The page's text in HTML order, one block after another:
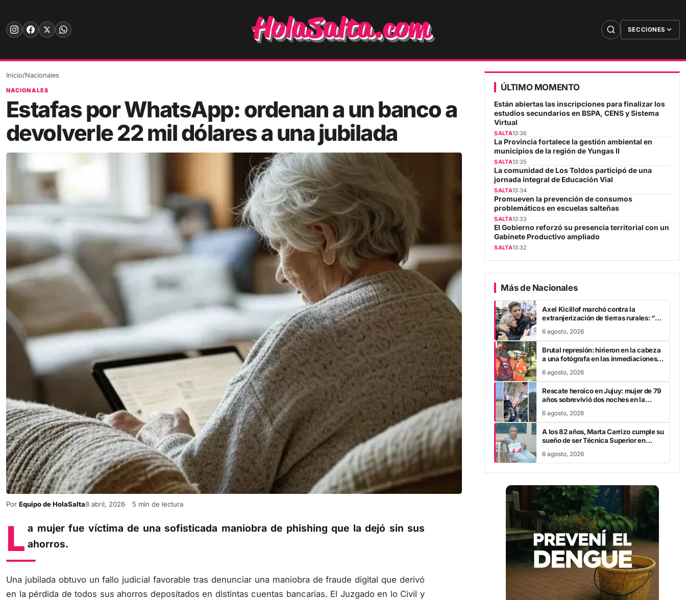
content
SECCIONES
Inicio/Nacionales
NACIONALES
Estafas por WhatsApp: ordenan a un banco a
devolverle 22 mil dólares a una jubilada
Por Equipo de HolaSalta8 abril, 2026 5 min de lectura
L a mujer fue víctima de una sofisticada maniobra de phishing que la dejó sin sus
ahorros.
Una jubilada obtuvo un fallo judicial favorable tras denunciar una maniobra de fraude digital que derivó
en la pérdida de todos sus ahorros depositados en distintas cuentas bancarias. El Juzgado en lo Civil y
ÚLTIMO MOMENTO
Están abiertas las inscripciones para finalizar los
estudios secundarios en BSPA, CENS y Sistema
Virtual
SALTA13:36
La Provincia fortalece la gestión ambiental en
municipios de la región de Yungas II
SALTA13:35
La comunidad de Los Toldos participó de una
jornada integral de Educación Vial
SALTA13:34
Promueven la prevención de consumos
problemáticos en escuelas salteñas
SALTA13:33
El Gobierno reforzó su presencia territorial con un
Gabinete Productivo ampliado
SALTA13:32
Más de Nacionales
Axel Kicillof marchó contra la
extranjerización de tierras rurales: “A
6 agosto, 2026
Brutal represión: hirieron en la cabeza
a una fotógrafa en las inmediaciones
6 agosto, 2026
Rescate heroico en Jujuy: mujer de 79
años sobrevivió dos noches en la
6 agosto, 2026
A los 82 años, Marta Carrizo cumple su
sueño de ser Técnica Superior en
6 agosto, 2026